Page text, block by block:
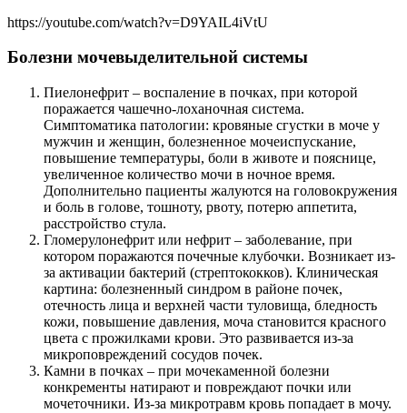
https://youtube.com/watch?v=D9YAIL4iVtU
Болезни мочевыделительной системы
Пиелонефрит – воспаление в почках, при которой
поражается чашечно-лоханочная система.
Симптоматика патологии: кровяные сгустки в моче у
мужчин и женщин, болезненное мочеиспускание,
повышение температуры, боли в животе и пояснице,
увеличенное количество мочи в ночное время.
Дополнительно пациенты жалуются на головокружения
и боль в голове, тошноту, рвоту, потерю аппетита,
расстройство стула.
Гломерулонефрит или нефрит – заболевание, при
котором поражаются почечные клубочки. Возникает из-
за активации бактерий (стрептококков). Клиническая
картина: болезненный синдром в районе почек,
отечность лица и верхней части туловища, бледность
кожи, повышение давления, моча становится красного
цвета с прожилками крови. Это развивается из-за
микроповреждений сосудов почек.
Камни в почках – при мочекаменной болезни
конкременты натирают и повреждают почки или
мочеточники. Из-за микротравм кровь попадает в мочу.